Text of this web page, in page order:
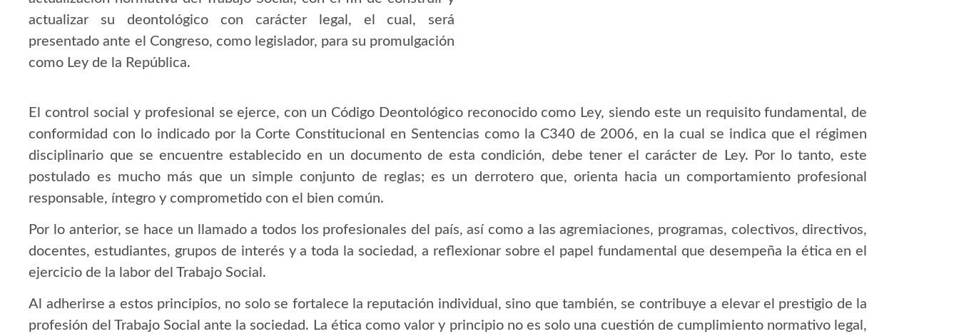
actualizar su deontológico con carácter legal, el cual, será
presentado ante el Congreso, como legislador, para su promulgación
como Ley de la República.
El control social y profesional se ejerce, con un Código Deontológico reconocido como Ley, siendo este un requisito fundamental, de
conformidad con lo indicado por la Corte Constitucional en Sentencias como la C340 de 2006, en la cual se indica que el régimen
disciplinario que se encuentre establecido en un documento de esta condición, debe tener el carácter de Ley. Por lo tanto, este
postulado es mucho más que un simple conjunto de reglas; es un derrotero que, orienta hacia un comportamiento profesional
responsable, íntegro y comprometido con el bien común.
Por lo anterior, se hace un llamado a todos los profesionales del país, así como a las agremiaciones, programas, colectivos, directivos,
docentes, estudiantes, grupos de interés y a toda la sociedad, a reflexionar sobre el papel fundamental que desempeña la ética en el
ejercicio de la labor del Trabajo Social.
Al adherirse a estos principios, no solo se fortalece la reputación individual, sino que también, se contribuye a elevar el prestigio de la
profesión del Trabajo Social ante la sociedad. La ética como valor y principio no es solo una cuestión de cumplimiento normativo legal,